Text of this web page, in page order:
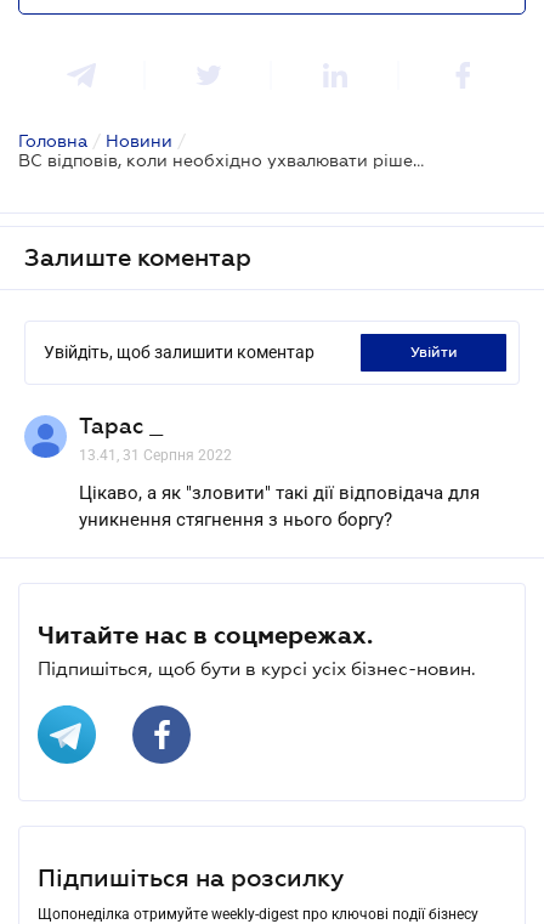
Головна / Новини /
ВС відповів, коли необхідно ухвалювати рішення про арешт рахунків
Залиште коментар
Увійдіть, щоб залишити коментар увійти
Тарас _
13.41, 31 Серпня 2022
Цікаво, а як "зловити" такі дії відповідача для
уникнення стягнення з нього боргу?
Читайте нас в соцмережах.
Підпишіться, щоб бути в курсі усіх бізнес-новин.
Підпишіться на розсилку
Щопонеділка отримуйте weekly-digest про ключові події бізнесу